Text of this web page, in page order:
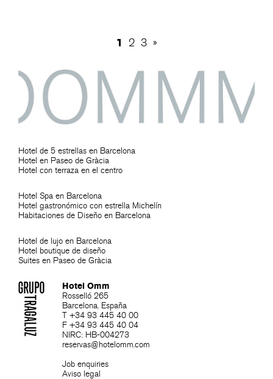
1 2 3 »
Hotel de 5 estrellas en Barcelona
Hotel en Paseo de Gràcia
Hotel con terraza en el centro
Hotel Spa en Barcelona
Hotel gastronómico con estrella Michelín
Habitaciones de Diseño en Barcelona
Hotel de lujo en Barcelona
Hotel boutique de diseño
Suites en Paseo de Gràcia
Hotel Omm
Rosselló 265
Barcelona. España
T +34 93 445 40 00
F +34 93 445 40 04
NIRC: HB-004273
reservas@hotelomm.com
Job enquiries
Aviso legal